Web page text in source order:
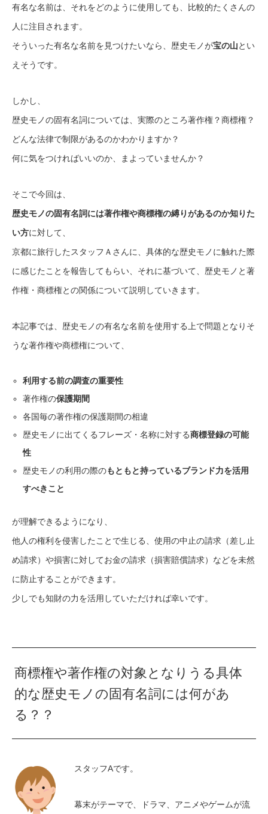
有名な名前は、それをどのように使用しても、比較的たくさんの
人に注目されます。
そういった有名な名前を見つけたいなら、歴史モノが宝の山とい
えそうです。
しかし、
歴史モノの固有名詞については、実際のところ著作権？商標権？
どんな法律で制限があるのかわかりますか？
何に気をつければいいのか、まよっていませんか？
そこで今回は、
歴史モノの固有名詞には著作権や商標権の縛りがあるのか知りた
い方に対して、
京都に旅行したスタッフＡさんに、具体的な歴史モノに触れた際
に感じたことを報告してもらい、それに基づいて、歴史モノと著
作権・商標権との関係について説明していきます。
本記事では、歴史モノの有名な名前を使用する上で問題となりそ
うな著作権や商標権について、
利用する前の調査の重要性
著作権の保護期間
各国毎の著作権の保護期間の相違
歴史モノに出てくるフレーズ・名称に対する商標登録の可能
性
歴史モノの利用の際のもともと持っているブランド力を活用
すべきこと
が理解できるようになり、
他人の権利を侵害したことで生じる、使用の中止の請求（差し止
め請求）や損害に対してお金の請求（損害賠償請求）などを未然
に防止することができます。
少しでも知財の力を活用していただければ幸いです。
商標権や著作権の対象となりうる具体
的な歴史モノの固有名詞には何があ
る？？
スタッフAです。
幕末がテーマで、ドラマ、アニメやゲームが流